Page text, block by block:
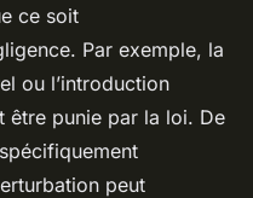
ce soit
Par exemple, la
ou l’introduction
être punie par la loi. De
peut